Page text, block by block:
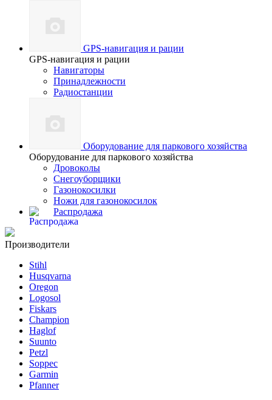
GPS-навигация и рации
GPS-навигация и рации
Навигаторы
Принадлежности
Радиостанции
Оборудование для паркового хозяйства
Оборудование для паркового хозяйства
Дровоколы
Снегоуборщики
Газонокосилки
Ножи для газонокосилок
Распродажа
Производители
Stihl
Husqvarna
Oregon
Logosol
Fiskars
Champion
Haglof
Suunto
Petzl
Soppec
Garmin
Pfanner